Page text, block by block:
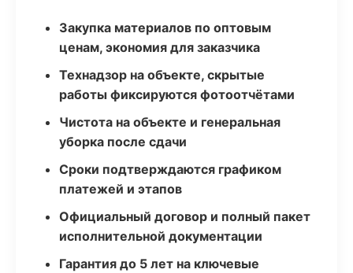
Закупка материалов по оптовым
ценам, экономия для заказчика
Технадзор на объекте, скрытые
работы фиксируются фотоотчётами
Чистота на объекте и генеральная
уборка после сдачи
Сроки подтверждаются графиком
платежей и этапов
Официальный договор и полный пакет
исполнительной документации
Гарантия до 5 лет на ключевые